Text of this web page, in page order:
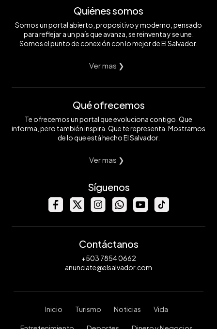
Quiénes somos
Somos un portal abierto, propositivo y moderno, pensado
para reflejar a un país que avanza, se reinventa y se une.
Somos el punto de conexión con lo mejor de El Salvador.
Ver mas ❯
Qué ofrecemos
Te ofrecemos un portal que evoluciona contigo. Que
informa, pero también inspira. Que te representa. Mostramos
de lo que está hecho El Salvador.
Ver mas ❯
Síguenos
Contáctanos
+503 7854 0662
anunciate@elsalvador.com
Inicio Turismo Noticias Vida